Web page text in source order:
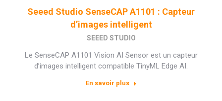
Seeed Studio SenseCAP A1101 : Capteur
d’images intelligent
SEEED STUDIO
Le SenseCAP A1101 Vision AI Sensor est un capteur
d’images intelligent compatible TinyML Edge AI.
En savoir plus